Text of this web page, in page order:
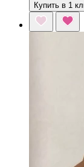
Купить в 1